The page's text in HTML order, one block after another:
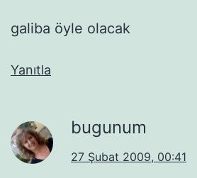
galiba öyle olacak
Yanıtla
bugunum
27 Şubat 2009, 00:41